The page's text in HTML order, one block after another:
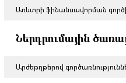
Առևտրի ֆինանսավորման
Ներդրումային
Արժեթղթերով